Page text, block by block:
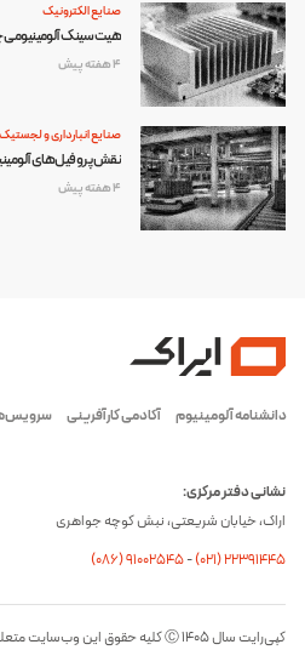
صنایع الکترونیک
هیت سینک
4 هفته پیش
صنایع انبارداری و لجستیک
نقش پروفیل‌های
4 هفته پیش
دانشنامه آلومینیوم آکادمی کارآفرینی
نشانی دفتر مرکزی:
اراک، خیابان شریعتی، نبش کوچه جواهری
(۰۸۶) ۹۱۰۰۲۵۴۵-(۰21) 22391445
کپی‌رایت سال ۱۴۰۵ Ⓒ کلیه حقوق این وب‌سایت متعلق به ایراک است.